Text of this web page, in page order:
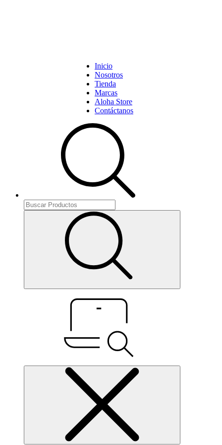
Inicio
Nosotros
Tienda
Marcas
Aloha Store
Contáctanos